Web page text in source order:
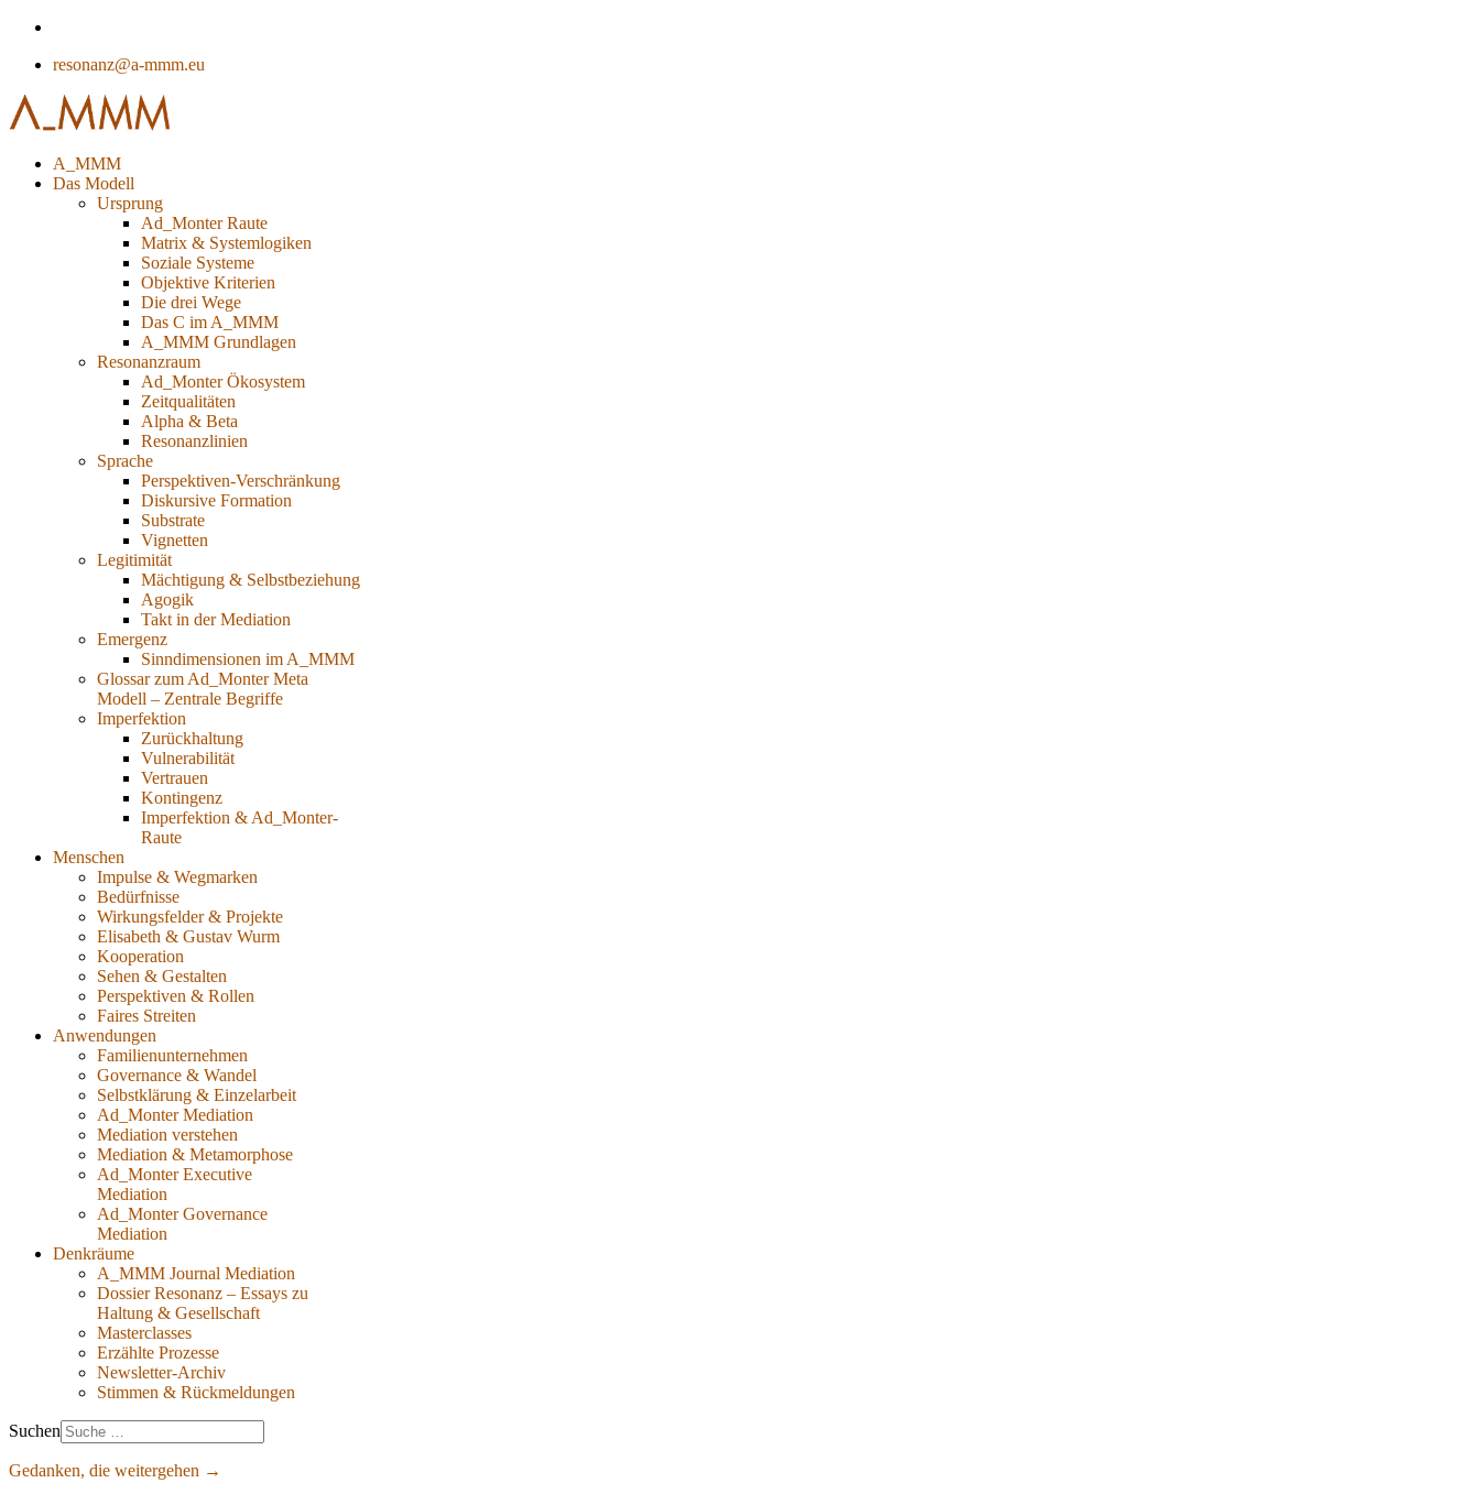
resonanz@a-mmm.eu
A_MMM
Das Modell
Ursprung
Ad_Monter Raute
Matrix & Systemlogiken
Soziale Systeme
Objektive Kriterien
Die drei Wege
Das C im A_MMM
A_MMM Grundlagen
Resonanzraum
Ad_Monter Ökosystem
Zeitqualitäten
Alpha & Beta
Resonanzlinien
Sprache
Perspektiven-Verschränkung
Diskursive Formation
Substrate
Vignetten
Legitimität
Mächtigung & Selbstbeziehung
Agogik
Takt in der Mediation
Emergenz
Sinndimensionen im A_MMM
Glossar zum Ad_Monter Meta
Modell – Zentrale Begriffe
Imperfektion
Zurückhaltung
Vulnerabilität
Vertrauen
Kontingenz
Imperfektion & Ad_Monter-
Raute
Menschen
Impulse & Wegmarken
Bedürfnisse
Wirkungsfelder & Projekte
Elisabeth & Gustav Wurm
Kooperation
Sehen & Gestalten
Perspektiven & Rollen
Faires Streiten
Anwendungen
Familienunternehmen
Governance & Wandel
Selbstklärung & Einzelarbeit
Ad_Monter Mediation
Mediation verstehen
Mediation & Metamorphose
Ad_Monter Executive
Mediation
Ad_Monter Governance
Mediation
Denkräume
A_MMM Journal Mediation
Dossier Resonanz – Essays zu
Haltung & Gesellschaft
Masterclasses
Erzählte Prozesse
Newsletter-Archiv
Stimmen & Rückmeldungen
Suchen
Gedanken, die weitergehen →